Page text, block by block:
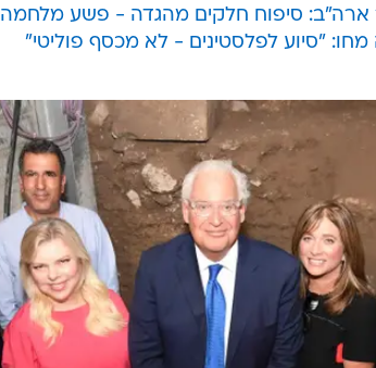
ארה"ב: סיפוח חלקים מהגדה - פשע מלחמה
"סיוע לפלסטינים - לא מכסף פוליטי"